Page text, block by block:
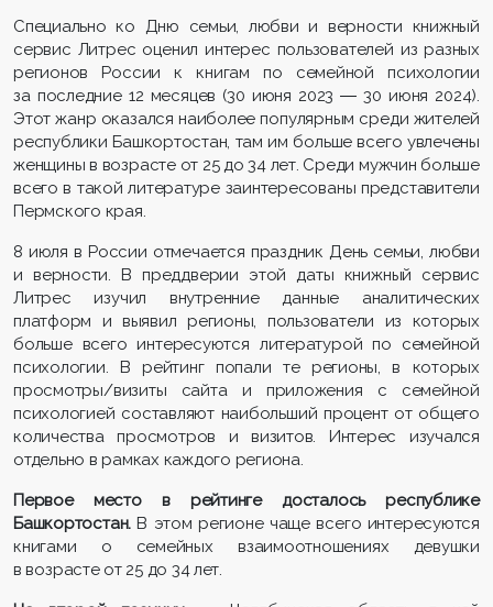
Специально ко Дню семьи, любви и верности книжный
сервис Литрес оценил интерес пользователей из разных
регионов России к книгам по семейной психологии
за последние 12 месяцев (30 июня 2023 ― 30 июня 2024).
Этот жанр оказался наиболее популярным среди жителей
республики Башкортостан, там им больше всего увлечены
женщины в возрасте от 25 до 34 лет. Среди мужчин больше
всего в такой литературе заинтересованы представители
Пермского края.
8 июля в России отмечается праздник День семьи, любви
и верности. В преддверии этой даты книжный сервис
Литрес изучил внутренние данные аналитических
платформ и выявил регионы, пользователи из которых
больше всего интересуются литературой по семейной
психологии. В рейтинг попали те регионы, в которых
просмотры/визиты сайта и приложения с семейной
психологией составляют наибольший процент от общего
количества просмотров и визитов. Интерес изучался
отдельно в рамках каждого региона.
Первое место в рейтинге досталось республике
Башкортостан. В этом регионе чаще всего интересуются
книгами о семейных взаимоотношениях девушки
в возрасте от 25 до 34 лет.